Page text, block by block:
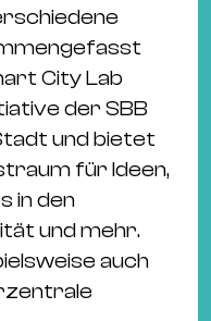
City Lab
der SBB
und bietet
für Ideen,
in den
und mehr.
auch